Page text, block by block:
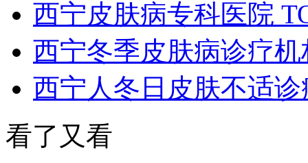
西宁皮肤病专科医院
西宁冬季皮肤病诊疗
西宁人冬日皮肤不适
看了又看